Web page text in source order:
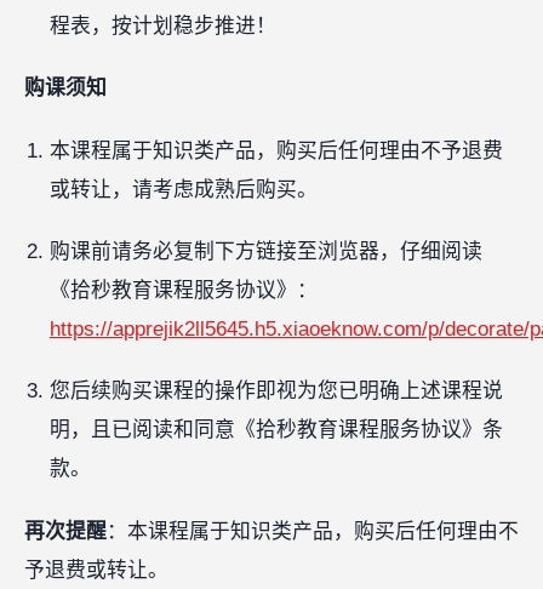
程表，按计划稳步推进！
购课须知
本课程属于知识类产品，购买后任何理由不予退费
或转让，请考虑成熟后购买。
购课前请务必复制下方链接至浏览器，仔细阅读
《拾秒教育课程服务协议》：
https://apprejik2ll5645.h5.xiaoeknow.com/p/decorate/
您后续购买课程的操作即视为您已明确上述课程说
明，且已阅读和同意《拾秒教育课程服务协议》条
款。
再次提醒：本课程属于知识类产品，购买后任何理由不
予退费或转让。